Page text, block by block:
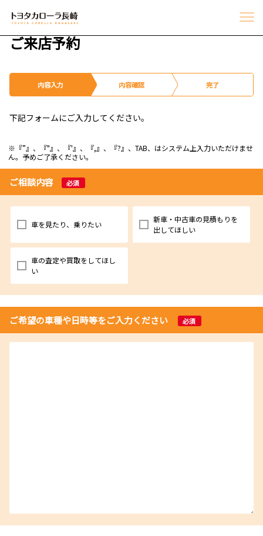
ご来店予約
内容入力 内容確認 完了
下記フォームにご入力してください。
※『”』、『"』、『'』、『,』、『?』、TAB、はシステム上入力いただけませ
ん。予めご了承ください。
ご相談内容 必須
車を見たり、乗りたい
新車・中古車の見積もりを
出してほしい
車の査定や買取をしてほし
い
ご希望の車種や日時等をご入力ください 必須